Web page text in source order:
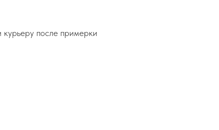
после примерки